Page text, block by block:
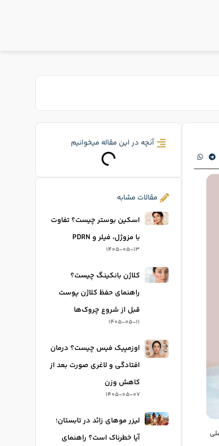
اصلی
آنچه در این مقاله میخوانیم
مقالات مشابه
اسکین بوستر چیست؟ تفاوت
با مزوژل، فیلر و PDRN
1405-05-13
کلاژن بانکینگ چیست؟
راهنمای حفظ کلاژن پوست
قبل از شروع چروک‌ها
1405-05-11
اوزمپیک فیس چیست؟ درمان
افتادگی و لاغری صورت بعد از
کاهش وزن
1405-05-07
لیزر موهای زائد در تابستان؛
آیا خطرناک است؟ راهنمای